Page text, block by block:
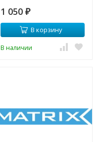
короткие
1 050 ₽
В корзину
В наличии